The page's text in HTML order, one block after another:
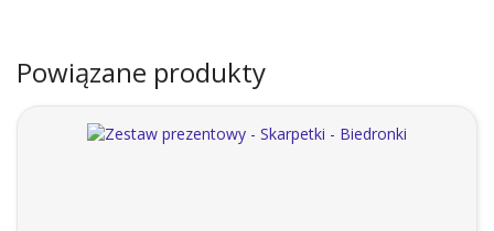
Powiązane produkty